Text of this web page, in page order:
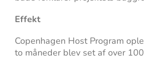
Effekt
Copenhagen Host Program
to måneder blev set af over